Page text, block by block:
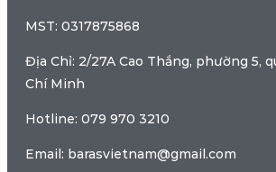
MST: 0317875868
Địa Chỉ: 2/27A Cao Thắng, phường 5,
Chí Minh
Hotline: 079 970 3210
Email: barasvietnam@gmail.com